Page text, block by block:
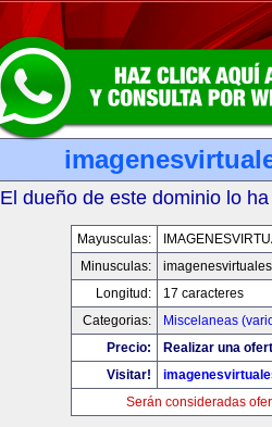
El dueño de este dominio lo
Mayusculas:
Minusculas:
Longitud:
17 caracteres
Categorias:
Miscelaneas
Precio:
Realizar una
Visitar!
Serán consideradas